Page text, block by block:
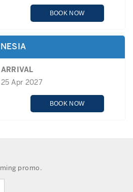
BOOK NOW
ARRIVAL
25 Apr 2027
BOOK NOW
promo.